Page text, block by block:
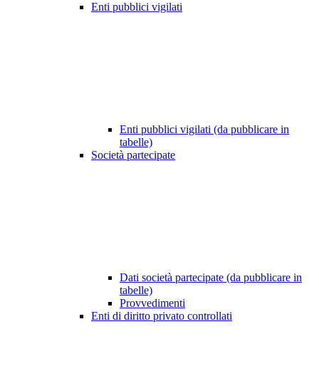
Enti pubblici vigilati
Enti pubblici vigilati (da pubblicare in
tabelle)
Società partecipate
Dati società partecipate (da pubblicare in
tabelle)
Provvedimenti
Enti di diritto privato controllati